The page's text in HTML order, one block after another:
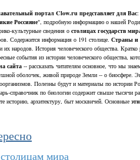
портал Clow.ru представляет для Вас:
Россияне", подробную информацию о нашей
культурные сведения о столицах государств
Содержится информация о 191 столице. Страны и
их народов. История человеческого общества.
события из истории человеческого общества,
сайта -- рассказать читателям основное, что мы
оболочек, живой природе Земли -- о биосфере.
Полезны будут и материалы по истории
справочник по биологии содержит свыше тысячи
историю, архитектуру, быт москвичей. Основные
мира